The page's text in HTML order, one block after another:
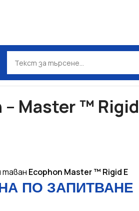
Ecophon – Master ™ Rigid E
Master ™ Rigid
таван Ecophon Master ™ Rigid E
ПО ЗАПИТВАНЕ